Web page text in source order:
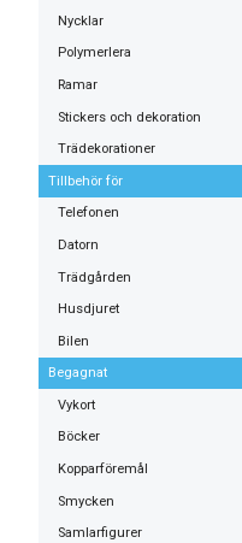
Nycklar
Polymerlera
Ramar
Stickers och dekoration
Trädekorationer
Tillbehör för
Telefonen
Datorn
Trädgården
Husdjuret
Bilen
Begagnat
Vykort
Böcker
Kopparföremål
Smycken
Samlarfigurer